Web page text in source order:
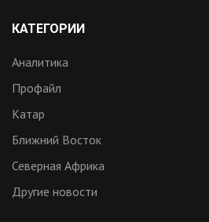
КАТЕГОРИИ
Аналитика
Профайл
Катар
Ближний Восток
Северная Африка
Другие новости